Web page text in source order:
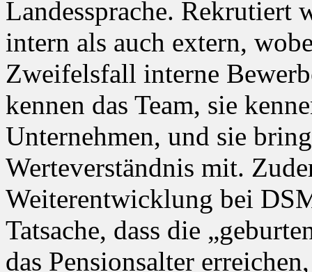
Landessprache. Rekrutiert
intern als auch extern,
Zweifelsfall interne
kennen das Team, sie
Unternehmen, und sie
Werteverständnis mit.
Weiterentwicklung bei
Tatsache, dass die
das Pensionsalter